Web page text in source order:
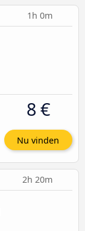
1h 0m
8 €
Nu vinden
2h 20m